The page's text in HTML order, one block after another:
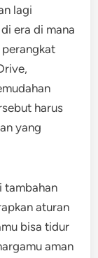
lagi
era di mana
perangkat
harus
yang
tambahan
aturan
bisa tidur
aman